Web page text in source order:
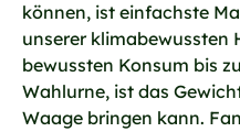
können, ist einfachste
unserer klimabewussten
bewussten Konsum bis
Wahlurne, ist das
Waage bringen kann.